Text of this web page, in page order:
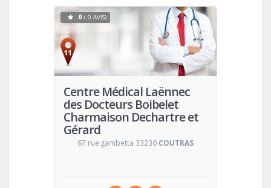
Centre Médical Laënnec
des Docteurs Boibelet
Charmaison Dechartre et
Gérard
Médecin Généraliste
Voir
0 ( 0 AVIS)
67 rue gambetta 33230 COUTRAS